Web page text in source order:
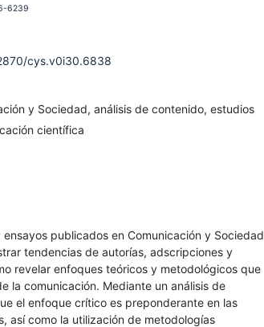
6239
cys.v0i30.6838
y Sociedad, análisis de contenido, estudios
científica
ensayos publicados en Comunicación y Sociedad
tendencias de autorías, adscripciones y
revelar enfoques teóricos y metodológicos que
la comunicación. Mediante un análisis de
el enfoque crítico es preponderante en las
así como la utilización de metodologías